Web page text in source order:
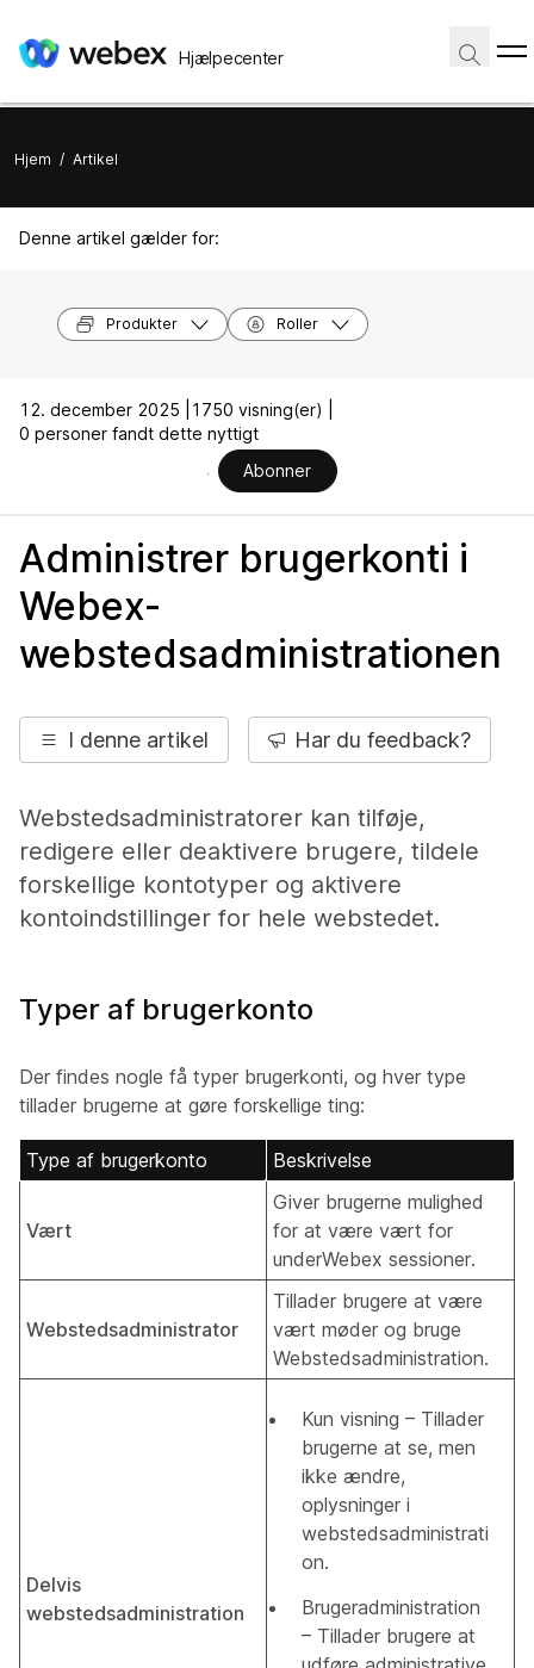
Hjælpecenter
Hjem / Artikel
Denne artikel gælder for:
Produkter Roller
12. december 2025 |
1750 visning(er) |
0 personer fandt dette nyttigt
Abonner
Administrer brugerkonti i
Webex-
webstedsadministrationen
I denne artikel Har du feedback?
Webstedsadministratorer kan tilføje,
redigere eller deaktivere brugere, tildele
forskellige kontotyper og aktivere
kontoindstillinger for hele webstedet.
Typer af brugerkonto
Der findes nogle få typer brugerkonti, og hver type
tillader brugerne at gøre forskellige ting:
Type af brugerkonto Beskrivelse
Vært
Giver brugerne mulighed
for at være vært for
underWebex sessioner.
Webstedsadministrator
Tillader brugere at være
vært møder og bruge
Webstedsadministration.
Delvis
webstedsadministration
Kun visning – Tillader
brugerne at se, men
ikke ændre,
oplysninger i
webstedsadministrati
on.
Brugeradministration
– Tillader brugere at